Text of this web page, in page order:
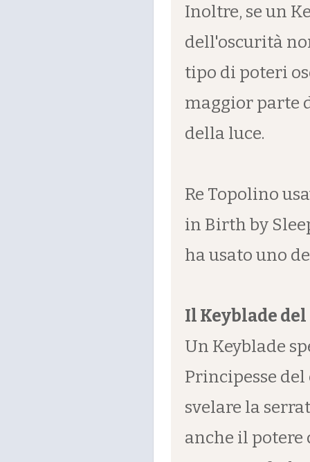
Inoltre, se un
dell'oscurità
tipo di poteri
maggior parte
della luce.
Re Topolino
in Birth by
ha usato uno
Il Keyblade
Un Keyblade
Principesse
svelare la
anche il